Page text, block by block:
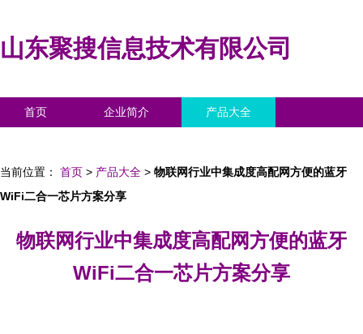
山东聚搜信息技术有限公司
首页 企业简介 产品大全
当前位置： 首页 > 产品大全 > 物联网行业中集成度高配网方便的蓝牙
WiFi二合一芯片方案分享
物联网行业中集成度高配网方便的蓝牙
WiFi二合一芯片方案分享